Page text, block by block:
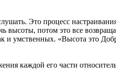
Это процесс
потом это все
умственных. «Высота это
каждой его части